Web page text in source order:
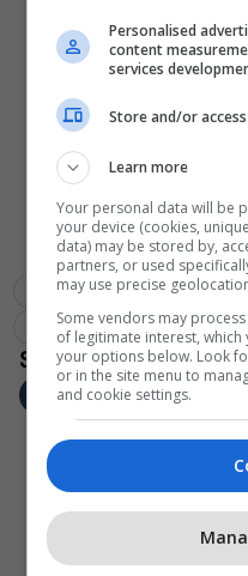
Skenderaj Policia E
Nuredin Lushtaku
Personalised
content
services
Store and/or
Learn more
Your personal data will be
your device (cookies,
data) may be stored by,
partners, or used
may use precise
Some vendors may
of legitimate interest,
your options below. Look
or in the site menu to
and cookie settings.